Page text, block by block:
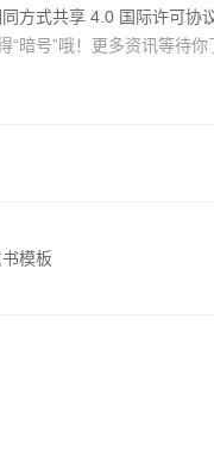
方式共享 4.0 国际许可协
“暗号”哦！更多资讯等待你
模板